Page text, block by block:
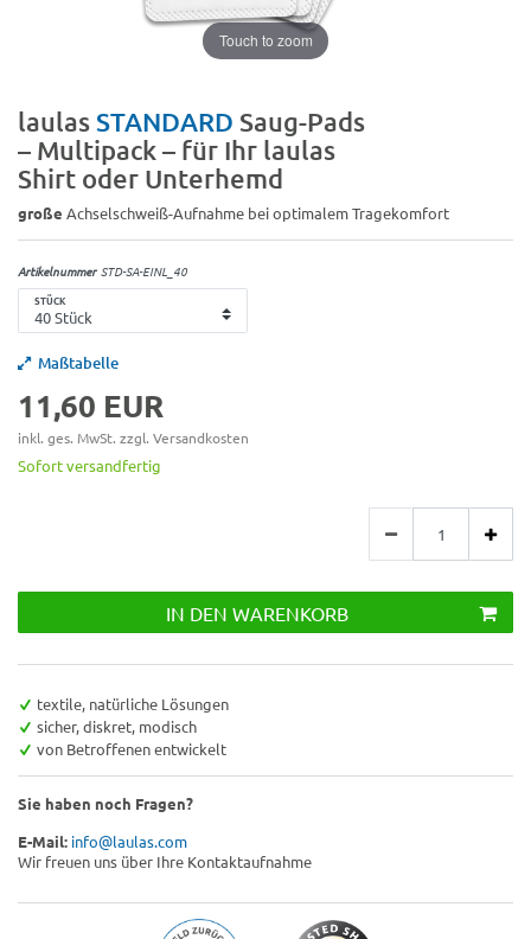
Touch to zoom
laulasSTANDARD Saug-Pads
– Multipack – für Ihr laulas
Shirt oder Unterhemd
große Achselschweiß-Aufnahme bei optimalem Tragekomfort
Artikelnummer STD-SA-EINL_40
STÜCK
Maßtabelle
11,60 EUR
inkl. ges. MwSt. zzgl. Versandkosten
Sofort versandfertig
IN DEN WARENKORB
textile, natürliche Lösungen
sicher, diskret, modisch
von Betroffenen entwickelt
Sie haben noch Fragen?
E-Mail: info@laulas.com
Wir freuen uns über Ihre Kontaktaufnahme